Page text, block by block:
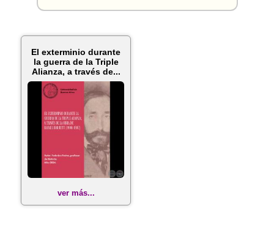
El exterminio durante
la guerra de la Triple
Alianza, a través de...
ver más...